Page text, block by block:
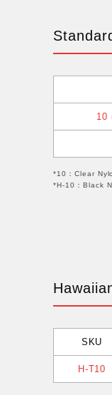
10
*10：Clear
*H-10：Black
SKU
H-T10